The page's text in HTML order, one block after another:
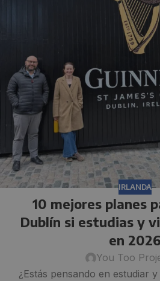
IRLANDA
10 mejores planes
Dublín si estudias y
en 2026
You Too
¿Estás pensando en estudiar